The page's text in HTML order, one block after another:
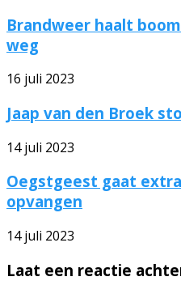
Brandweer haalt
weg
16 juli 2023
Jaap van den Broek
14 juli 2023
Oegstgeest gaat
opvangen
14 juli 2023
Laat een reactie